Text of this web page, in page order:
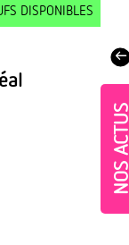
DISPONIBLES
NOS